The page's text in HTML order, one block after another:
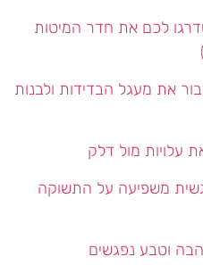
לכם את חדר המיטות
את מעגל הבדידות ולבנות
עלויות מול דלק
משפיעה על התשוקה
וטבע נפגשים